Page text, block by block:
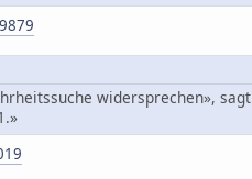
widersprechen», sagt